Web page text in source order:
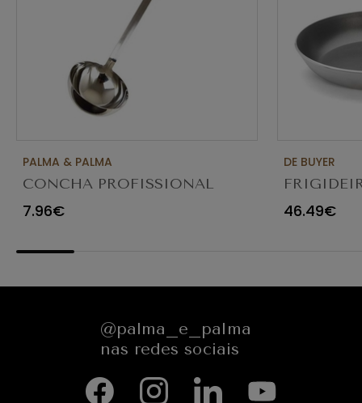
PALMA & PALMA
CONCHA PROFISSIONAL
8CM 4613LA
7.96€
DE BUYER
46.49€
@palma_e_palma
nas redes sociais